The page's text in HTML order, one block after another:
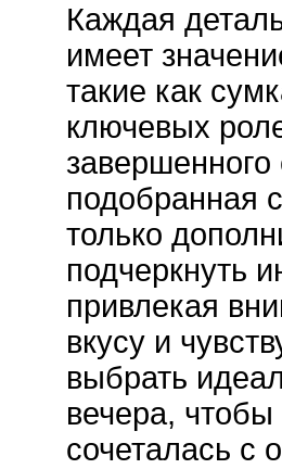
Каждая
имеет
такие как
ключевых
подобранная
только
подчеркнуть
привлекая
вкусу и
выбрать
вечера,
сочеталась с